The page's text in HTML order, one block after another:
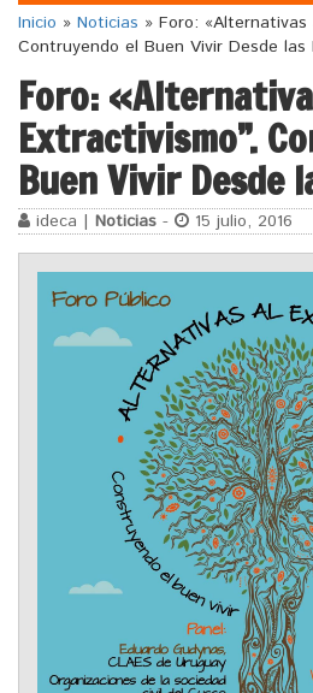
Inicio » Noticias » Foro: «Alternativas
Contruyendo el Buen Vivir Desde las
Foro:
Extractivismo”.
Buen Vivir Desde
ideca | Noticias - 15 julio, 2016